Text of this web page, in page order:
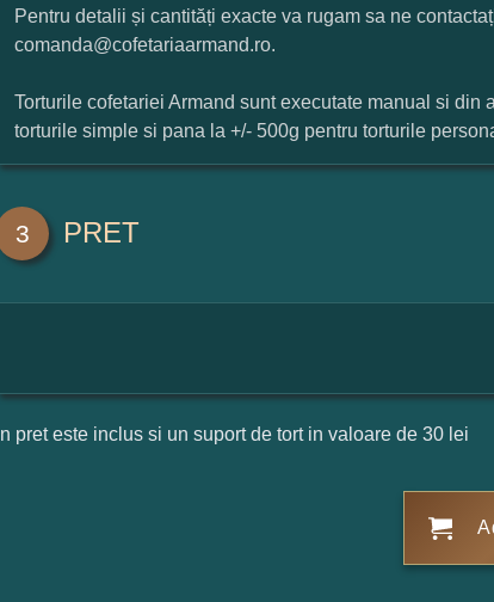
Pentru detalii și cantități exacte va rugam sa ne
comanda@cofetariaarmand.ro.
Torturile cofetariei Armand sunt executate manual si
torturile simple si pana la +/- 500g pentru torturile
3 PRET
In pret este inclus si un suport de tort in valoare de 30 lei